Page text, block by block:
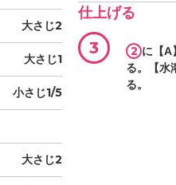
大さじ2
大さじ1
小さじ1/5
大さじ2
仕上げる
3 2 に【A
る。【水
る。